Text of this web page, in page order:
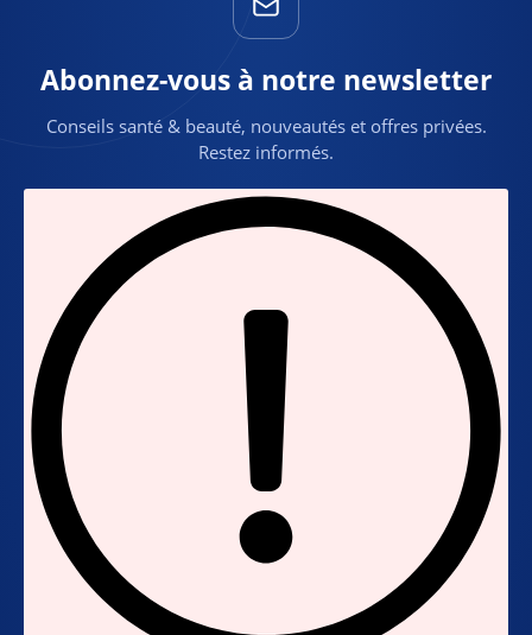
Abonnez-vous à notre newsletter
Conseils santé & beauté, nouveautés et offres privées.
Restez informés.